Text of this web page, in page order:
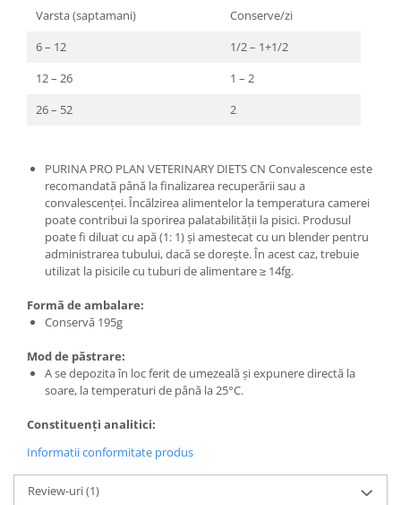
Varsta (saptamani)
Conserve/zi
6 – 12
1/2 – 1+1/2
12 – 26
1 – 2
26 – 52
2
PURINA PRO PLAN VETERINARY DIETS CN Convalescence este
recomandată până la finalizarea recuperării sau a
convalescenței. Încălzirea alimentelor la temperatura camerei
poate contribui la sporirea palatabilității la pisici. Produsul
poate fi diluat cu apă (1: 1) și amestecat cu un blender pentru
administrarea tubului, dacă se dorește. În acest caz, trebuie
utilizat la pisicile cu tuburi de alimentare ≥ 14fg.
Formă de ambalare:
Conservă 195g
Mod de păstrare:
A se depozita în loc ferit de umezeală și expunere directă la
soare, la temperaturi de până la 25°C.
Constituenți analitici:
Informatii conformitate produs
Review-uri(1)